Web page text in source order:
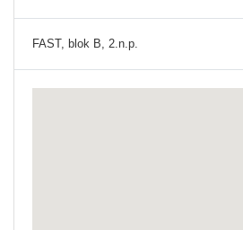
FAST, blok B, 2.n.p.